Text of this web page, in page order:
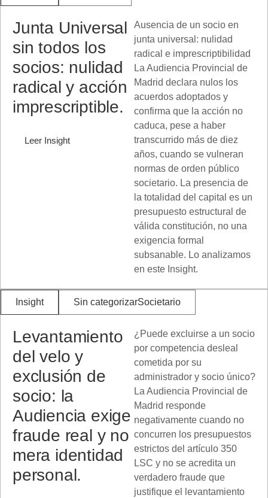
Junta Universal
sin todos los
socios: nulidad
radical y acción
imprescriptible.
Leer Insight
Ausencia de un socio en
junta universal: nulidad
radical e imprescriptibilidad
La Audiencia Provincial de
Madrid declara nulos los
acuerdos adoptados y
confirma que la acción no
caduca, pese a haber
transcurrido más de diez
años, cuando se vulneran
normas de orden público
societario. La presencia de
la totalidad del capital es un
presupuesto estructural de
válida constitución, no una
exigencia formal
subsanable. Lo analizamos
en este Insight.
Insight Sin categorizarSocietario
Levantamiento
del velo y
exclusión de
socio: la
Audiencia exige
fraude real y no
mera identidad
personal.
¿Puede excluirse a un socio
por competencia desleal
cometida por su
administrador y socio único?
La Audiencia Provincial de
Madrid responde
negativamente cuando no
concurren los presupuestos
estrictos del artículo 350
LSC y no se acredita un
verdadero fraude que
justifique el levantamiento